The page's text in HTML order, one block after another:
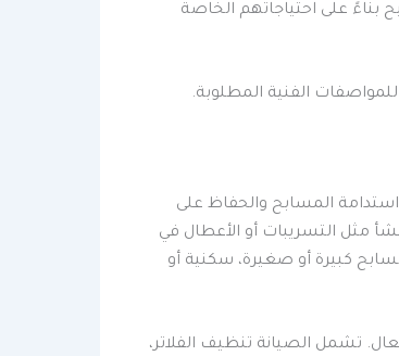
بناءً على احتياجاتهم الخاصة
الفنية المطلوبة.
المسابح والحفاظ على
مثل التسريبات أو الأعطال في
كبيرة أو صغيرة، سكنية أو
تشمل الصيانة تنظيف الفلاتر،